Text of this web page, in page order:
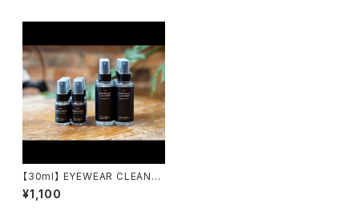
【30ml】 EYEWEAR CLEANER
アイウェアクリーナー emw / e
yewear maintenance work
¥1,100